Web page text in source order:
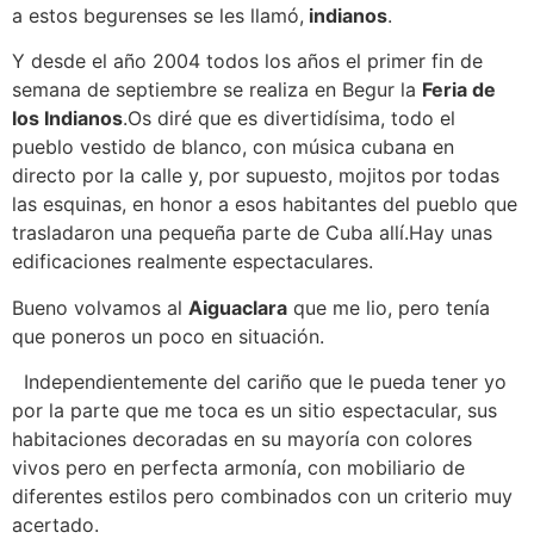
a estos begurenses se les llamó, indianos.
Y desde el año 2004 todos los años el primer fin de
semana de septiembre se realiza en Begur la Feria de
los Indianos.Os diré que es divertidísima, todo el
pueblo vestido de blanco, con música cubana en
directo por la calle y, por supuesto, mojitos por todas
las esquinas, en honor a esos habitantes del pueblo que
trasladaron una pequeña parte de Cuba allí.Hay unas
edificaciones realmente espectaculares.
Bueno volvamos al Aiguaclara que me lio, pero tenía
que poneros un poco en situación.
Independientemente del cariño que le pueda tener yo
por la parte que me toca es un sitio espectacular, sus
habitaciones decoradas en su mayoría con colores
vivos pero en perfecta armonía, con mobiliario de
diferentes estilos pero combinados con un criterio muy
acertado.